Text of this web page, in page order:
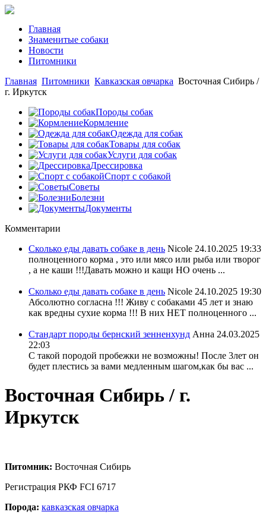
Главная
Знаменитые собаки
Новости
Питомники
Главная Питомники Кавказская овчарка Восточная Сибирь /
г. Иркутск
Породы собак
Кормление
Одежда для собак
Товары для собак
Услуги для собак
Дрессировка
Спорт с собакой
Советы
Болезни
Документы
Комментарии
Сколько еды давать собаке в день Nicole 24.10.2025 19:33
полноценного корма , это или мясо или рыба или творог
, а не каши !!!Давать можно и кащи НО очень ...
Сколько еды давать собаке в день Nicole 24.10.2025 19:30
Абсолютно согласна !!! Живу с собаками 45 лет и знаю
как вредны сухие корма !!! В них НЕТ полноценного ...
Стандарт породы бернский зенненхунд Анна 24.03.2025
22:03
С такой породой пробежки не возможны! После 3лет он
будет плестись за вами медленным шагом,как бы вас ...
Восточная Сибирь / г.
Иркутск
Питомник: Восточная Сибирь
Регистрация РКФ FCI 6717
Порода: кавказская овчарка